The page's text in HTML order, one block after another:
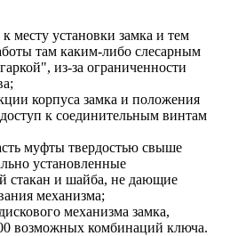
месту установки замка и тем
там каким-либо слесарным
из-за ограниченности
корпуса замка и положения
к соединительным винтам
муфты твердостью свыше
установленные
стакан и шайба, не дающие
механизма;
механизма замка,
возможных комбинаций ключа.